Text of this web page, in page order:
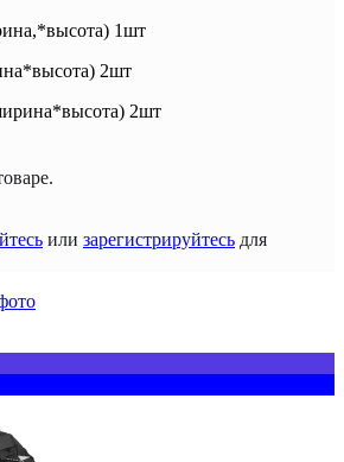
1шт
2шт
2шт
или зарегистрируйтесь для